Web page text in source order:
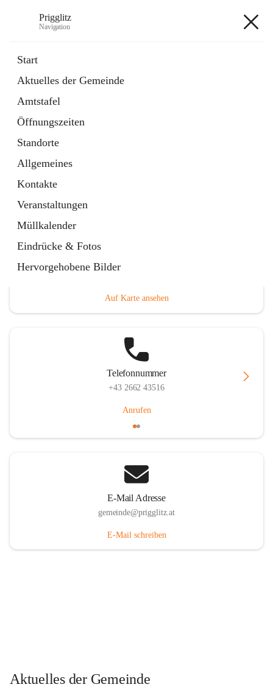
Prigglitz
Navigation
Start
Aktuelles der Gemeinde
Amtstafel
Öffnungszeiten
Standorte
Allgemeines
Kontakte
Veranstaltungen
Müllkalender
Eindrücke & Fotos
Hervorgehobene Bilder
Externe Webseite
in
Tab
Gemeindezeitung
Ordner
öffnet
in
neuem
Tab
Hauptadresse
Auf Karte ansehen
Telefonnummer
+43 2662 43516
Anrufen
E-Mail Adresse
gemeinde@prigglitz.at
E-Mail schreiben
Aktuelles der Gemeinde